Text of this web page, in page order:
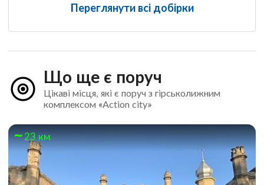
Переглянути всі добірки
Що ще є поруч
Цікаві місця, які є поруч з гірськолижним
комплексом «Action city»
23 км